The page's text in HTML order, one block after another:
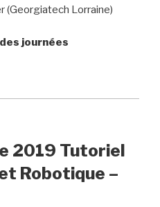
(Georgiatech Lorraine)
journées
2019 Tutoriel
Robotique –